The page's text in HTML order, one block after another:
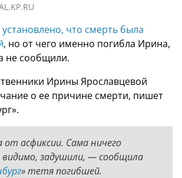
что смерть была
, но от чего именно погибла Ирина,
не сообщили.
Ирины Ярославцевой
о ее причине смерти, пишет
асфиксии. Сама ничего
видимо, задушили, — сообщила
» тетя погибшей.